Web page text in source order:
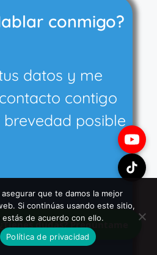
conmigo?
datos y me
contigo
posible
¿Tienes dudas? Pregúntame
que te damos la mejor
Si continúas usando este sitio,
de acuerdo con ello.
Política de privacidad